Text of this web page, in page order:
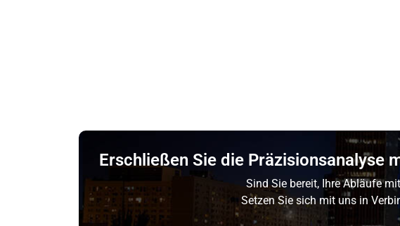
Erschließen Sie die Präzisionsanalyse
Sind Sie bereit, Ihre Abläufe
Setzen Sie sich mit uns in